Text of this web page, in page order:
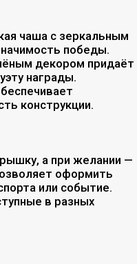
чаша с зеркальным
победы.
декором придаёт
награды.
конструкции.
а при желании —
оформить
или событие.
в разных